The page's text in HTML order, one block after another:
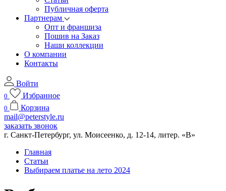
Публичная оферта
Партнерам
Опт и франшиза
Пошив на Заказ
Наши коллекции
О компании
Контакты
Войти
0 Избранное
0
Корзина
mail@peterstyle.ru
заказать звонок
г. Санкт-Петербург, ул. Моисеенко, д. 12-14, литер. «В»
Главная
Статьи
Выбираем платье на лето 2024